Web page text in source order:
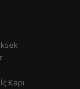
Kapı